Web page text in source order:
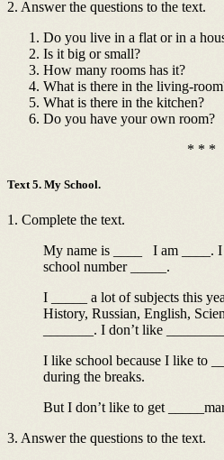
2. Answer the questions to the text.
Do you live in a flat or in a
Is it big or small?
How many rooms has it?
What is there in the living-
What is there in the kitchen?
Do you have your own room?
* * *
Text 5. My School.
1. Complete the text.
My name is ____ I am ____. I
school number _____.
I _____ a lot of subjects this
History, Russian, English,
_______. I don’t like
I like school because I like to
during the breaks.
But I don’t like to get
3. Answer the questions to the text.